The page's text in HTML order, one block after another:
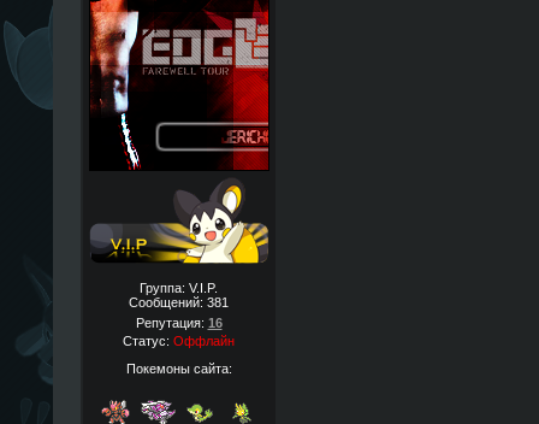
Группа: V.I.P.
Сообщений: 381
Репутация: 16
Статус: Оффлайн
Покемоны сайта: